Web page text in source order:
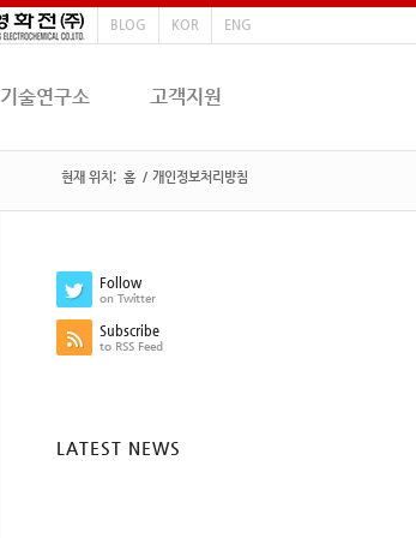
BLOG KOR ENG
기술연구소 고객지원
현재 위치: 홈 / 개인정보처리방침
Follow
on Twitter
Subscribe
to RSS Feed
LATEST NEWS